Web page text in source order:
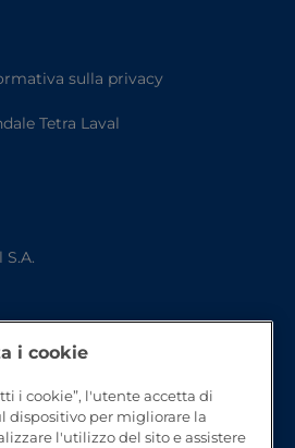
sulla privacy
Tetra Laval
i cookie
i cookie”, l'utente accetta di
dispositivo per migliorare la
l'utilizzo del sito e assistere